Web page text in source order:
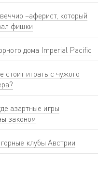
–аферист, который
фишки
дома Imperial Pacific
стоит играть с чужого
азартные игры
законом
клубы Австрии